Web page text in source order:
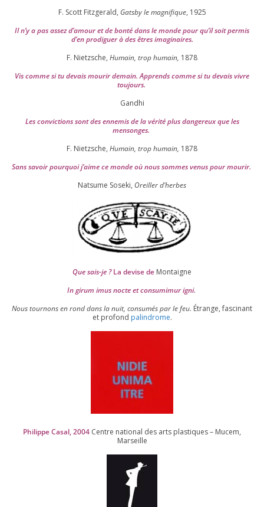
F. Scott Fitzgerald, Gatsby le magni­fique, 1925
Il n’y a pas assez d’a­mour et de bon­té dans le monde pour qu’il soit per­mis
d’en pro­di­guer à des êtres imaginaires.
F. Nietzsche, Humain, trop humain, 1878
Vis comme si tu devais mou­rir demain. Apprends comme si tu devais vivre
toujours.
Gandhi
Les convic­tions sont des enne­mis de la véri­té plus dan­ge­reux que les
mensonges.
F. Nietzsche, Humain, trop humain, 1878
Sans savoir pour­quoi j’aime ce monde où nous sommes venus pour mourir.
Natsume Soseki, Oreiller d’herbes
Que sais-je ?La devise de Montaigne
In girum imus nocte et consu­mi­mur igni.
Nous tour­nons en rond dans la nuit, consu­més par le feu. Étrange, fas­ci­nant
et pro­fond palin­drome.
Philippe Casal,2004 Centre natio­nal des arts plas­tiques – Mucem,
Marseille